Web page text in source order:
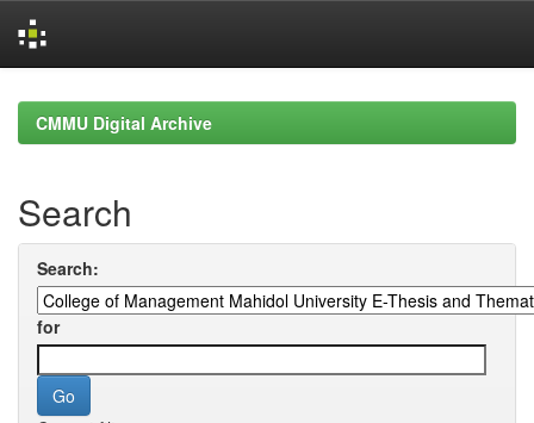
navigationCMMU Digital Archive
Search
Search:
for